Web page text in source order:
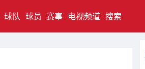
球队 球员 赛事 电视频道 搜索